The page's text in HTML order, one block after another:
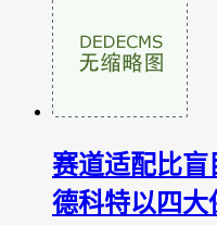
赛道适配比盲
德科特以四大